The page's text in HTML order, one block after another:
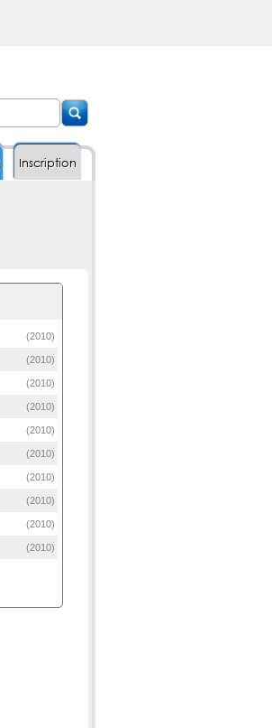
Inscription
(2010)
(2010)
(2010)
(2010)
(2010)
(2010)
(2010)
(2010)
(2010)
(2010)